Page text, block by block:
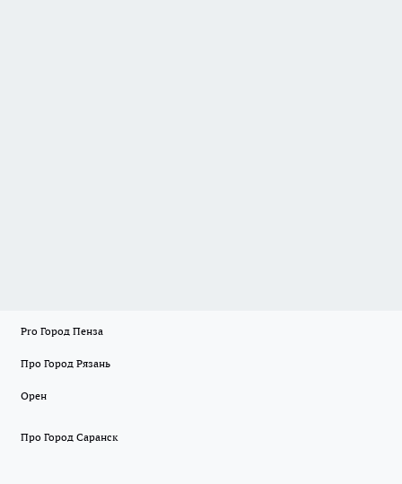
Pro Город Пенза
Про Город Рязань
Орен
Про Город Саранск